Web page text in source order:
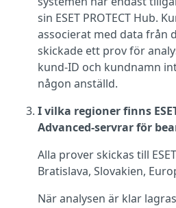
sin ESET PROTECT Hub.
associerat med data från
skickade ett prov för
kund-ID och kundnamn
någon anställd.
I vilka regioner finns
Advanced-servrar för
Alla prover skickas till
Bratislava, Slovakien,
När analysen är klar